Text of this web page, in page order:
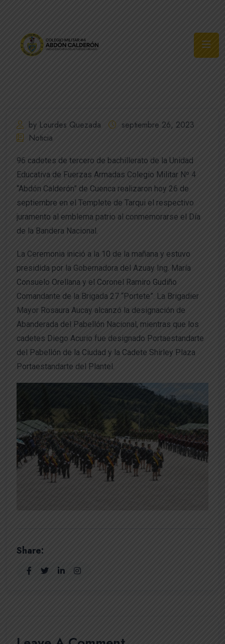
by Lourdes Quezada
septiembre 26, 2023
Noticia
96 cadetes de tercero de bachillerato de la Unidad
Educativa de Fuerzas Armadas Colegio Militar Nº 4
“Abdón Calderón” de Cuenca realizaron hoy 26 de
septiembre en el Templete de Tarqui el respectivo
juramento al emblema patrio al conmemorarse el Día
de la Bandera Nacional.
La Ceremonia inició a la 10 de la mañana y estuvo
presidida por la Gobernadora del Azuay Ing. María
Consuelo Orellana y el Coronel Ramiro Gudiño
Comandante de la Brigada 27 “Portete”. La Brigadier
Mayor Rosaura Aucay alcanzó la designación de
Abanderada del Pabellón Nacional, mientras que los
cadetes Diego Acurio fue designado Portaestandarte
del Pabellón de la Ciudad y la Cadete Shirley Plaza
Portaestandarte del Plantel.
Share: